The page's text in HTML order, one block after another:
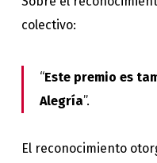
colectivo:
“Este premio es
Alegría”.
El reconocimiento